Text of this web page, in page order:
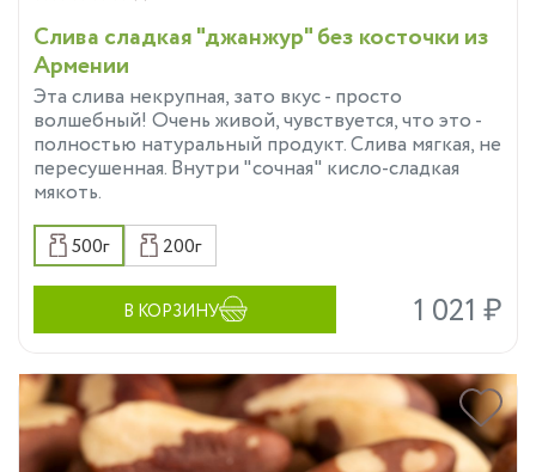
Слива сладкая "джанжур" без косточки из
Армении
Эта слива некрупная, зато вкус - просто
волшебный! Очень живой, чувствуется, что это -
полностью натуральный продукт. Слива мягкая, не
пересушенная. Внутри "сочная" кисло-сладкая
мякоть.
500г 200г
В КОРЗИНУ 1 021 ₽